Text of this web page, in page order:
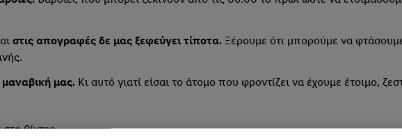
στις απογραφές δε μας ξεφεύγει τίποτα. Ξέρουμε ότι μπορούμε να
μας. Κι αυτό γιατί είσαι το άτομο που φροντίζει να έχουμε έτοιμο,
στοβίντεο.